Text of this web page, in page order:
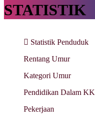
STATISTIK
Statistik Penduduk
Rentang Umur
Kategori Umur
Pendidikan Dalam KK
Pekerjaan